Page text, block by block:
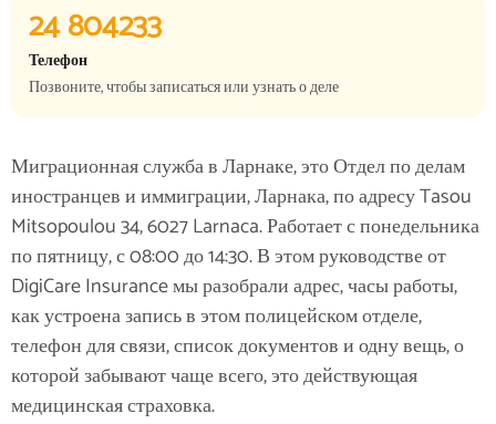
24 804233
Телефон
Позвоните, чтобы записаться или узнать о деле
Миграционная служба в Ларнаке, это Отдел по делам
иностранцев и иммиграции, Ларнака, по адресу Tasou
Mitsopoulou 34, 6027 Larnaca. Работает с понедельника
по пятницу, с 08:00 до 14:30. В этом руководстве от
DigiCare Insurance мы разобрали адрес, часы работы,
как устроена запись в этом полицейском отделе,
телефон для связи, список документов и одну вещь, о
которой забывают чаще всего, это действующая
медицинская страховка.